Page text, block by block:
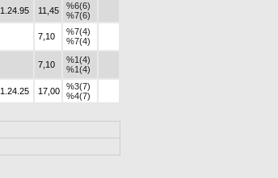
1.24.95 11,45
%6(6)
%7(6)
7,10
%7(4)
%7(4)
7,10
%1(4)
%1(4)
1.24.25 17,00
%3(7)
%4(7)